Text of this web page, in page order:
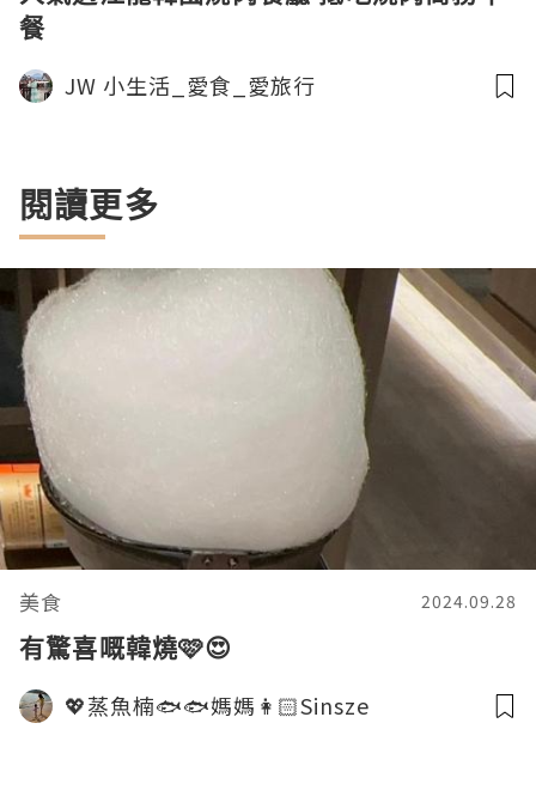
餐
JW 小生活_愛食_愛旅行
閱讀更多
美食 2024.09.28
有驚喜嘅韓燒🩷😍
💖蒸魚楠🐟🐟媽媽👩🏻Sinsze